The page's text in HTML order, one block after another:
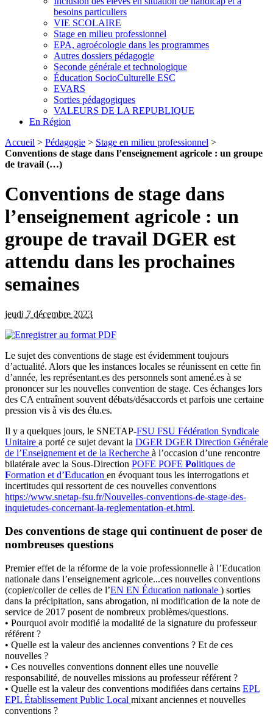
besoins particuliers
VIE SCOLAIRE
Stage en milieu professionnel
EPA, agroécologie dans les programmes
Autres dossiers pédagogie
Seconde générale et technologique
Éducation SocioCulturelle ESC
EVARS
Sorties pédagogiques
VALEURS DE LA REPUBLIQUE
En Région
Accueil > Pédagogie > Stage en milieu professionnel >
Conventions de stage dans l’enseignement agricole : un groupe
de travail (…)
Conventions de stage dans
l’enseignement agricole : un
groupe de travail DGER est
attendu dans les prochaines
semaines
jeudi 7 décembre 2023
Le sujet des conventions de stage est évidemment toujours
d’actualité. Alors que les instances locales se réunissent en cette fin
d’année, les représentant.es des personnels sont amené.es à se
prononcer sur les nouvelles convention de stage. Ces échanges lors
des CA entraînent souvent débats/désaccords et parfois une certaine
pression vis à vis des élu.es.
Il y a quelques jours, le SNETAP-FSU FSU Fédération Syndicale
Unitaire a porté ce sujet devant la DGER DGER Direction Générale
de l’Enseignement et de la Recherche à l’occasion d’une rencontre
bilatérale avec la Sous-Direction POFE POFE Politiques de
Formation et d’Education en évoquant tous les interrogations et
incertitudes qui ressortent de ces nouvelles conventions
https://www.snetap-fsu.fr/Nouvelles-conventions-de-stage-des-
inquietudes-concernant-la-reglementation-et.html.
Des conventions de stage qui continuent de poser de
nombreuses questions
Premier effet de la réforme de la voie professionnelle à l’Education
nationale dans l’enseignement agricole...ces nouvelles conventions
(copier/coller de celles de l’EN EN Éducation nationale ) sorties
dans la précipitation, sans abrogation, ni modification de la note de
service de 2017 posent de nombreux problèmes/questions.
• Pourquoi avoir modifié la modalité de la signature du professeur
référent ?
• Quelle est la valeur des anciennes conventions ? Et de ces
nouvelles ?
• Ces nouvelles conventions donnent elles une nouvelle
responsabilité, de nouvelles missions au professeur référent ?
• Quelle est la valeur des conventions modifiées dans certains EPL
EPL Établissement Public Local mixant anciennes et nouvelles
conventions ?